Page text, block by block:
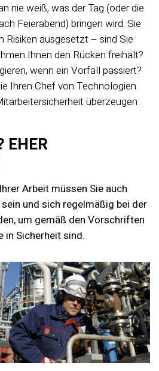
nie weiß, was der Tag (oder die
Feierabend) bringen wird. Sie
Risiken ausgesetzt – sind Sie
Ihnen den Rücken freihält?
wenn ein Vorfall passiert?
Ihren Chef von Technologien
überzeugen
EHER
Arbeit müssen Sie auch
und sich regelmäßig bei der
um gemäß den Vorschriften
in Sicherheit sind.